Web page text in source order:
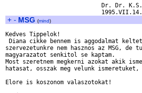
                            Dr. Dr. K.S.
+ - MSG (mind)
Kedves Tippelok!
Diana cikke bennem is aggodalmat
szervezetunkre nem hasznos az MSG, de
magyarazatot senkitol se kaptam.
Most szeretnem megkerni azokat akik
hatasat, osszak meg velunk
Elore is koszonom valaszotokat!